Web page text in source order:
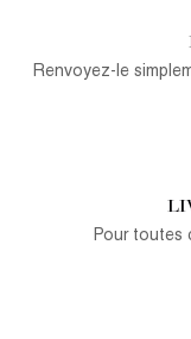
Renvoyez-le
Pour toutes